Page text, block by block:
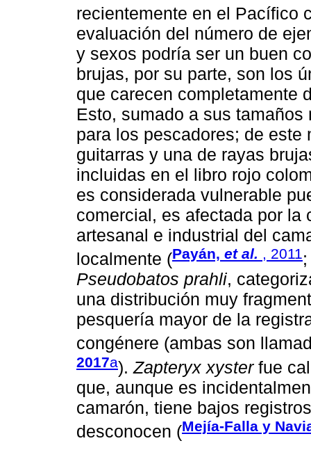
recientemente en el Pacífico
evaluación del número de
y sexos podría ser un buen
brujas, por su parte, son los
que carecen completamente
Esto, sumado a sus
para los pescadores; de
guitarras y una de rayas
incluidas en el libro rojo
es considerada vulnerable
comercial, es afectada por la
artesanal e industrial del
localmente (Payán, et al. , 2011
Pseudobatos prahli,
una distribución muy
pesquería mayor de la
congénere (ambas son
2017a).Zapteryx xysterfue
que, aunque es
camarón, tiene bajos
desconocen (Mejía-Falla y